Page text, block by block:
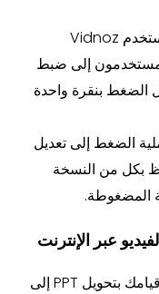
لا توجد إعدادات معقدة مطلوبة: يستخدم Vidnoz
إلى ضبط
الضغط بنقرة واحدة
الضغط إلى تعديل
بكل من النسخة
المضغوطة.
عبر الإنترنت
الخطوة 1: قم بإعداد الفيديو، وتأكد من قيامك بتحويل PPT إلى